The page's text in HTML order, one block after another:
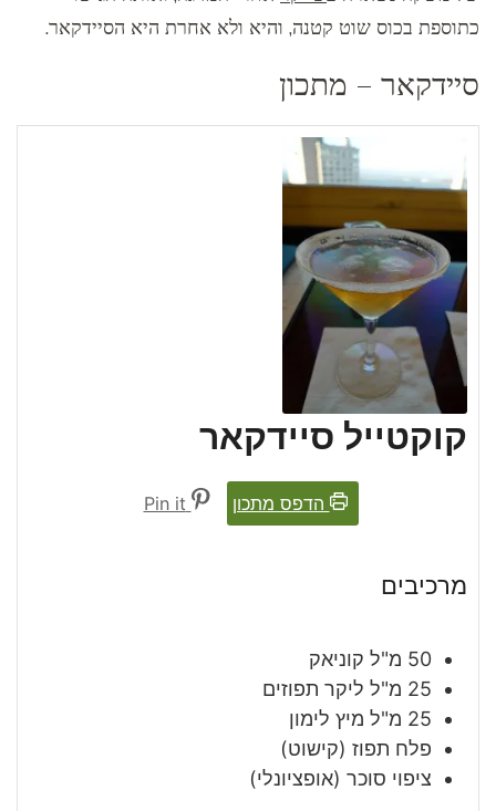
כתוספת בכוס שוט קטנה, והיא ולא אחרת היא הסיידקאר.
סיידקאר – מתכון
קוקטייל סיידקאר
הדפס מתכון
מרכיבים
50 מ"ל קוניאק
25 מ"ל ליקר תפוזים
25 מ"ל מיץ לימון
פלח תפוז (קישוט)
ציפוי סוכר (אופציונלי)